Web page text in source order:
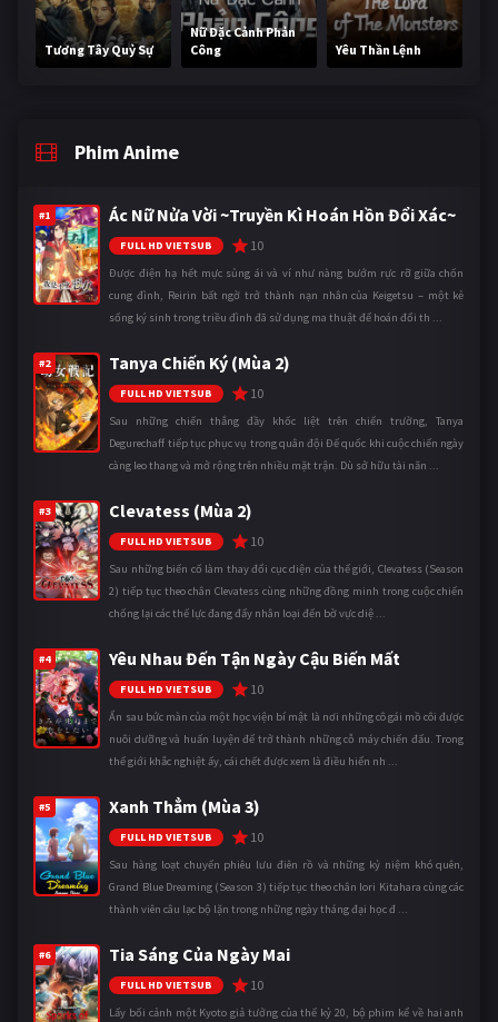
Tương Tây Quỷ Sự
Nữ Đặc Cảnh Phản
Công
Yêu Thần Lệnh
Phim Anime
#1 Ác Nữ Nửa Vời ~Truyền Kì Hoán Hồn Đổi Xác~
FULL HD VIETSUB 10
Được điện hạ hết mực sủng ái và ví như nàng bướm rực rỡ giữa chốn
cung đình, Reirin bất ngờ trở thành nạn nhân của Keigetsu – một kẻ
sống ký sinh trong triều đình đã sử dụng ma thuật để hoán đổi th ...
#2 Tanya Chiến Ký (Mùa 2)
FULL HD VIETSUB 10
Sau những chiến thắng đầy khốc liệt trên chiến trường, Tanya
Degurechaff tiếp tục phục vụ trong quân đội Đế quốc khi cuộc chiến ngày
càng leo thang và mở rộng trên nhiều mặt trận. Dù sở hữu tài năn ...
#3 Clevatess (Mùa 2)
FULL HD VIETSUB 10
Sau những biến cố làm thay đổi cục diện của thế giới, Clevatess (Season
2) tiếp tục theo chân Clevatess cùng những đồng minh trong cuộc chiến
chống lại các thế lực đang đẩy nhân loại đến bờ vực diệ ...
#4 Yêu Nhau Đến Tận Ngày Cậu Biến Mất
FULL HD VIETSUB 10
Ẩn sau bức màn của một học viện bí mật là nơi những cô gái mồ côi được
nuôi dưỡng và huấn luyện để trở thành những cỗ máy chiến đấu. Trong
thế giới khắc nghiệt ấy, cái chết được xem là điều hiển nh ...
#5 Xanh Thẳm (Mùa 3)
FULL HD VIETSUB 10
Sau hàng loạt chuyến phiêu lưu điên rồ và những kỷ niệm khó quên,
Grand Blue Dreaming (Season 3) tiếp tục theo chân Iori Kitahara cùng các
thành viên câu lạc bộ lặn trong những ngày tháng đại học đ ...
#6 Tia Sáng Của Ngày Mai
FULL HD VIETSUB 10
Lấy bối cảnh một Kyoto giả tưởng của thế kỷ 20, bộ phim kể về hai anh